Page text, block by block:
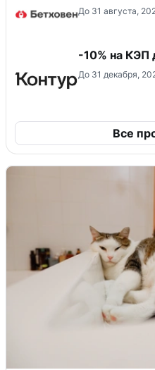
До 31 августа,
-10% на КЭП
До 31 декабря,
Все